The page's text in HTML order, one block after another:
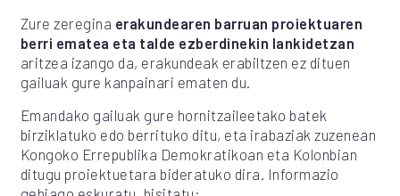
Zure zeregina erakundearen barruan proiektuaren
berri ematea eta talde ezberdinekin lankidetzan
aritzea izango da, erakundeak erabiltzen ez dituen
gailuak gure kanpainari ematen du.
Emandako gailuak gure hornitzaileetako batek
birziklatuko edo berrituko ditu, eta irabaziak zuzenean
Kongoko Errepublika Demokratikoan eta Kolonbian
ditugu proiektuetara bideratuko dira. Informazio